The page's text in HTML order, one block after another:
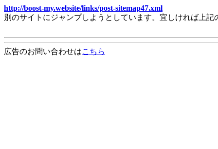
http://boost-my.website/links/post-sitemap47.xml
別のサイトにジャンプしようとしています。宜しければ上
広告のお問い合わせはこちら